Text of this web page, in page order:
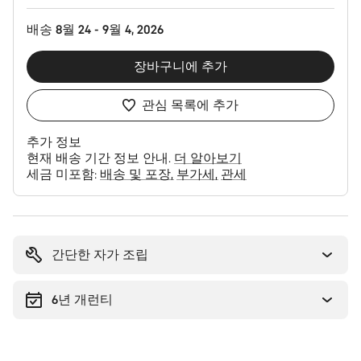
배송 8월 24 - 9월 4, 2026
장바구니에 추가
관심 목록에 추가
추가 정보
현재 배송 기간 정보 안내. 더 알아보기
세금 미포함: 배송 및 포장 부가세 관세
간단한 자가 조립
6년 개런티